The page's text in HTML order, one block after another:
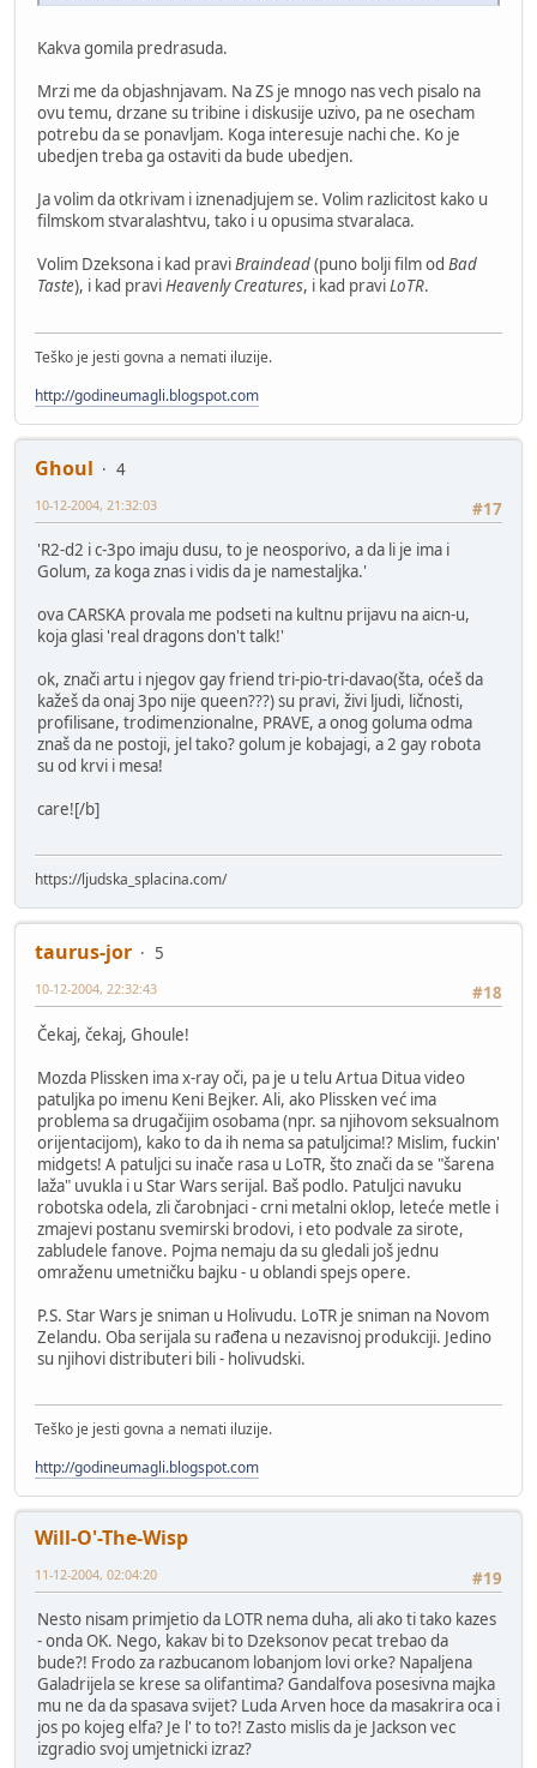
Kakva gomila predrasuda.
Mrzi me da objashnjavam. Na ZS je mnogo nas vech pisalo na
ovu temu, drzane su tribine i diskusije uzivo, pa ne osecham
potrebu da se ponavljam. Koga interesuje nachi che. Ko je
ubedjen treba ga ostaviti da bude ubedjen.
Ja volim da otkrivam i iznenadjujem se. Volim razlicitost kako u
filmskom stvaralashtvu, tako i u opusima stvaralaca.
Volim Dzeksona i kad praviBraindead(puno bolji film od Bad
Taste), i kad praviHeavenly Creatures, i kad praviLoTR.
Teško je jesti govna a nemati iluzije.
http://godineumagli.blogspot.com
Ghoul
4
#17
10-12-2004, 21:32:03
'R2-d2 i c-3po imaju dusu, to je neosporivo, a da li je ima i
Golum, za koga znas i vidis da je namestaljka.'
ova CARSKA provala me podseti na kultnu prijavu na aicn-u,
koja glasi 'real dragons don't talk!'
ok, znači artu i njegov gay friend tri-pio-tri-davao(šta, oćeš da
kažeš da onaj 3po nije queen???) su pravi, živi ljudi, ličnosti,
profilisane, trodimenzionalne, PRAVE, a onog goluma odma
znaš da ne postoji, jel tako? golum je kobajagi, a 2 gay robota
su od krvi i mesa!
care![/b]
https://ljudska_splacina.com/
taurus-jor
5
#18
10-12-2004, 22:32:43
Čekaj, čekaj, Ghoule!
Mozda Plissken ima x-ray oči, pa je u telu Artua Ditua video
patuljka po imenu Keni Bejker. Ali, ako Plissken već ima
problema sa drugačijim osobama (npr. sa njihovom seksualnom
orijentacijom), kako to da ih nema sa patuljcima!? Mislim, fuckin'
midgets! A patuljci su inače rasa u LoTR, što znači da se "šarena
laža" uvukla i u Star Wars serijal. Baš podlo. Patuljci navuku
robotska odela, zli čarobnjaci - crni metalni oklop, leteće metle i
zmajevi postanu svemirski brodovi, i eto podvale za sirote,
zabludele fanove. Pojma nemaju da su gledali još jednu
omraženu umetničku bajku - u oblandi spejs opere.
P.S. Star Wars je sniman u Holivudu. LoTR je sniman na Novom
Zelandu. Oba serijala su rađena u nezavisnoj produkciji. Jedino
su njihovi distributeri bili - holivudski.
Teško je jesti govna a nemati iluzije.
http://godineumagli.blogspot.com
Will-O'-The-Wisp
#19
11-12-2004, 02:04:20
Nesto nisam primjetio da LOTR nema duha, ali ako ti tako kazes
- onda OK. Nego, kakav bi to Dzeksonov pecat trebao da
bude?! Frodo za razbucanom lobanjom lovi orke? Napaljena
Galadrijela se krese sa olifantima? Gandalfova posesivna majka
mu ne da da spasava svijet? Luda Arven hoce da masakrira oca i
jos po kojeg elfa? Je l' to to?! Zasto mislis da je Jackson vec
izgradio svoj umjetnicki izraz?